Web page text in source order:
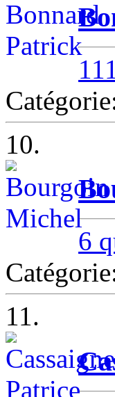
10.
6
11.